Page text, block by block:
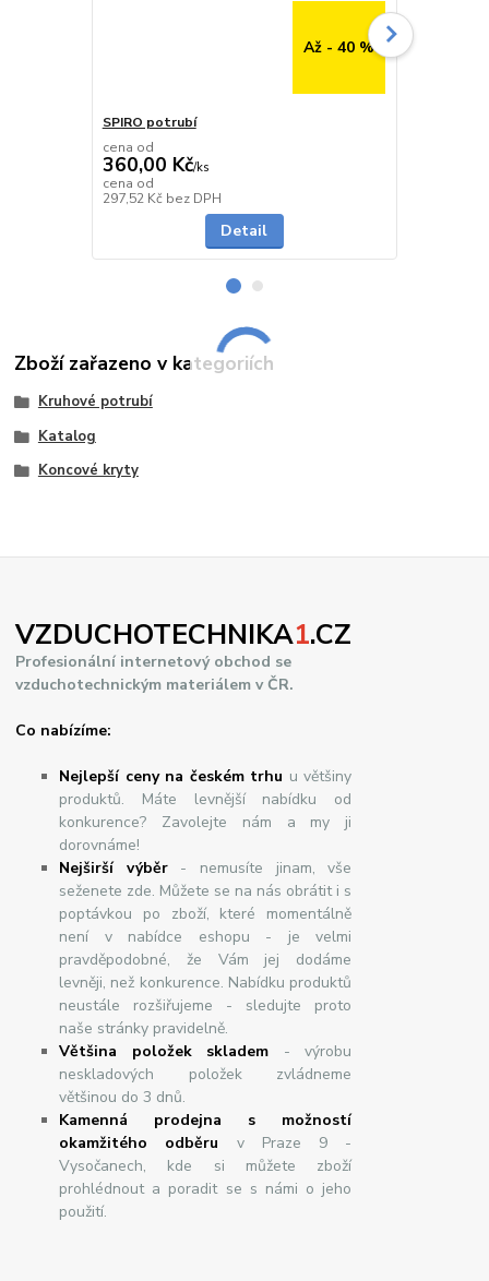
Až - 40 %
SPIRO potrubí
cena od
360,00 Kč/ks
cena od
297,52 Kč bez DPH
Detail
Zboží zařazeno v kategoriích
Kruhové potrubí
Katalog
Koncové kryty
VZDUCHOTECHNIKA1.CZ
Profesionální internetový obchod se
vzduchotechnickým materiálem v ČR.
Co nabízíme:
Nejlepší ceny na českém trhu u většiny
produktů. Máte levnější nabídku od
konkurence? Zavolejte nám a my ji
dorovnáme!
Nejširšívýběr- nemusíte jinam, vše
seženete zde. Můžete se na nás obrátit i s
poptávkou po zboží, které momentálně
není v nabídce eshopu - je velmi
pravděpodobné, že Vám jej dodáme
levněji, než konkurence. Nabídku produktů
neustále rozšiřujeme - sledujte proto
naše stránky pravidelně.
Většina položek skladem - výrobu
neskladových položek zvládneme
většinou do 3 dnů.
Kamenná prodejna s možností
okamžitého odběru v Praze 9 -
Vysočanech, kde si můžete zboží
prohlédnout a poradit se s námi o jeho
použití.